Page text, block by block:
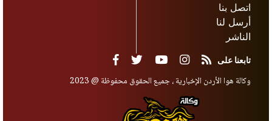
اتصل بنا
أرسل لنا
الناشر
تابعنا على
وكالة هوا الأردن الإخبارية ، جميع الحقوق محفوظة @ 2023